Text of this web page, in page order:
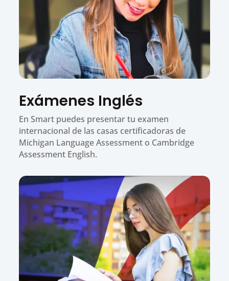
Exámenes Inglés
En Smart puedes presentar tu examen
internacional de las casas certificadoras de
Michigan Language Assessment o Cambridge
Assessment English.